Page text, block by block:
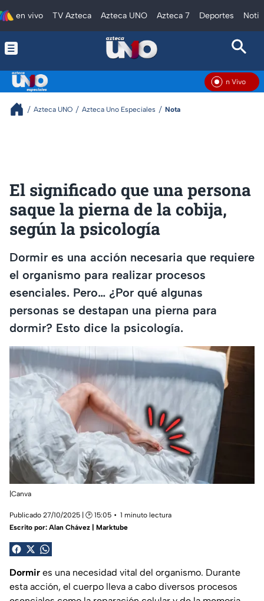
en vivo TV Azteca Azteca UNO Azteca 7 Deportes
En Vivo
Azteca UNO Azteca Uno Especiales Nota
El significado que una persona
saque la pierna de la cobija,
según la psicología
Dormir es una acción necesaria que requiere
el organismo para realizar procesos
esenciales. Pero… ¿Por qué algunas
personas se destapan una pierna para
dormir? Esto dice la psicología.
|Canva
Publicado 27/10/2025 | 🕑 15:05
1 minuto lectura
Escrito por: Alan Chávez | Marktube
Dormir es una necesidad vital del organismo. Durante
esta acción, el cuerpo lleva a cabo diversos procesos